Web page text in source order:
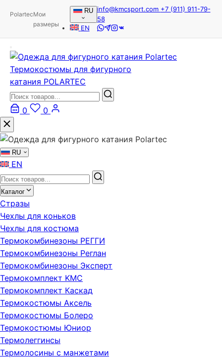
PolartecМои
размеры
RU
EN
info@kmcsport.com +7 (911) 911-79-
58
Термокостюмы для фигурного
катания POLARTEC
0 0
RU
EN
Каталог
Стразы
Чехлы для коньков
Чехлы для костюма
Термокомбинезоны РЕГГИ
Термокомбинезоны Реглан
Термокомбинезоны Эксперт
Термокомплект KMC
Термокомплект Каскад
Термокостюмы Аксель
Термокостюмы Болеро
Термокостюмы Юниор
Термолеггинсы
Термолосины с манжетами